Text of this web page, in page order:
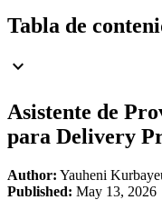
Tabla de
expand_more
Asistente de
para Delivery
Author: Yauheni
Published: May 13, 2026